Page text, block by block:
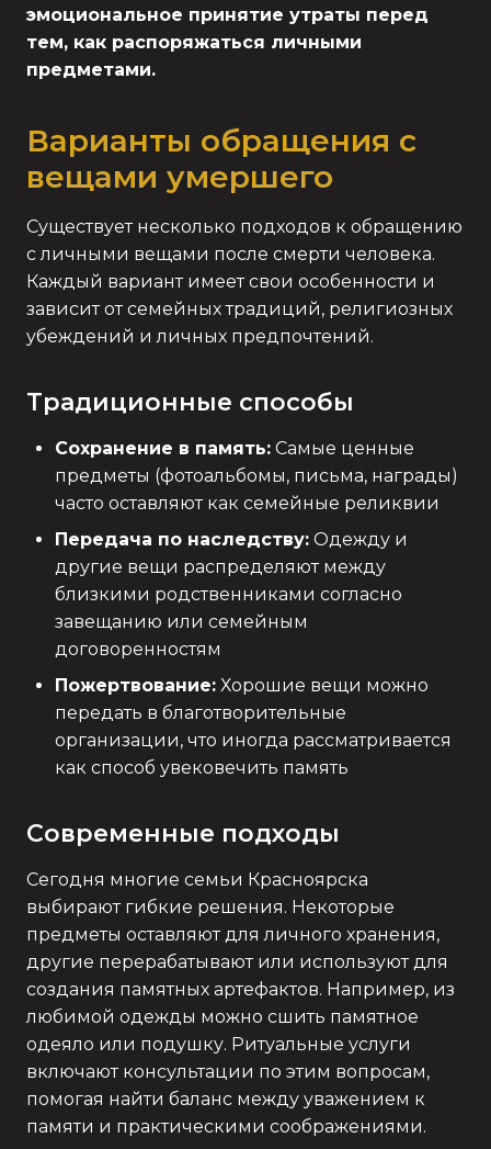
эмоциональное принятие утраты перед
тем, как распоряжаться личными
предметами.
Варианты обращения с
вещами умершего
Существует несколько подходов к обращению
с личными вещами после смерти человека.
Каждый вариант имеет свои особенности и
зависит от семейных традиций, религиозных
убеждений и личных предпочтений.
Традиционные способы
Сохранение в память:Самые ценные
предметы (фотоальбомы, письма, награды)
часто оставляют как семейные реликвии
Передача по наследству:Одежду и
другие вещи распределяют между
близкими родственниками согласно
завещанию или семейным
договоренностям
Пожертвование:Хорошие вещи можно
передать в благотворительные
организации, что иногда рассматривается
как способ увековечить память
Современные подходы
Сегодня многие семьи Красноярска
выбирают гибкие решения. Некоторые
предметы оставляют для личного хранения,
другие перерабатывают или используют для
создания памятных артефактов. Например, из
любимой одежды можно сшить памятное
одеяло или подушку. Ритуальные услуги
включают консультации по этим вопросам,
помогая найти баланс между уважением к
памяти и практическими соображениями.